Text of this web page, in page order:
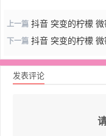
上一篇 抖音 突变的柠檬 微
下一篇 抖音 突变的柠檬 微
发表评论